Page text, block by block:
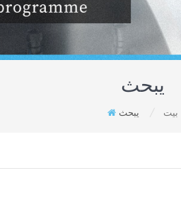
يبحث
بيت يبحث